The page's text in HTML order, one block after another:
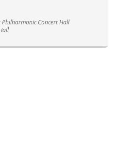
Philharmonic Concert Hall